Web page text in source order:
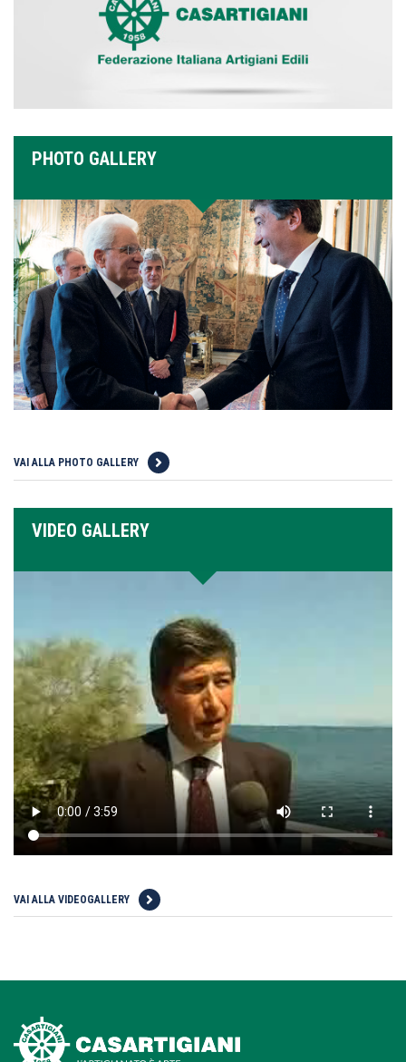
PHOTO GALLERY
VAI ALLA PHOTO GALLERY
VIDEO GALLERY
VAI ALLA VIDEOGALLERY